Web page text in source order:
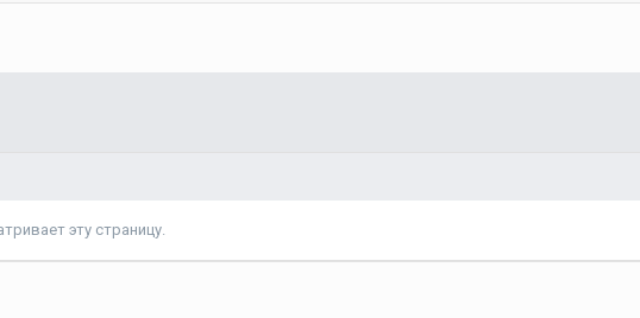
эту страницу.